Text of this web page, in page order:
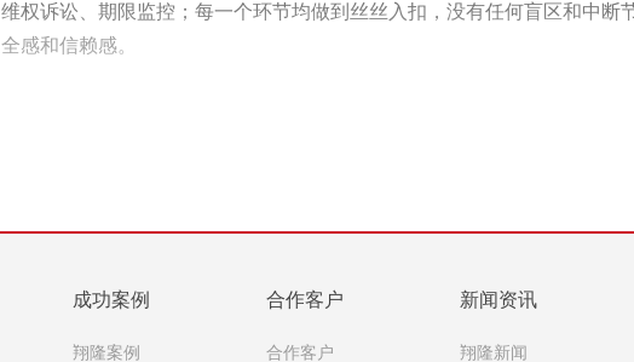
维权诉讼、期限监控；每一个环节均做到丝丝入扣，没有任何盲区和中
全感和信赖感。
翔隆®充分运用国家知识产权局推出的EAC系统递交、收发和管理电
送达客户，文档和流程管理多环节监控，细致严谨。
成功案例
翔隆案例
合作客户
合作客户
新闻资讯
翔隆新闻